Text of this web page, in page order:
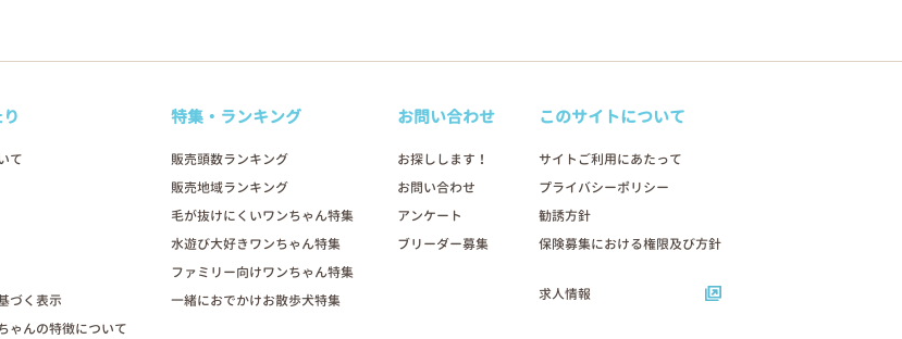
て
づく表示
ゃんの特徴について
特集・ランキング
販売頭数ランキング
販売地域ランキング
毛が抜けにくいワンちゃん特集
水遊び大好きワンちゃん特集
ファミリー向けワンちゃん特集
一緒におでかけお散歩犬特集
お問い合わせ
お探しします！
お問い合わせ
アンケート
ブリーダー募集
このサイトについて
サイトご利用にあたって
プライバシーポリシー
勧誘方針
保険募集における権限及び方針
求人情報